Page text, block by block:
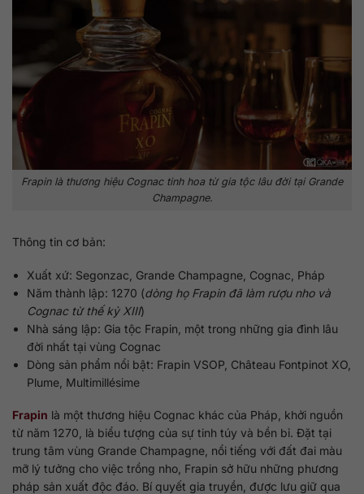
Frapin là thương hiệu Cognac tinh hoa từ gia tộc lâu đời tại Grande
Champagne.
Thông tin cơ bản:
Xuất xứ: Segonzac, Grande Champagne, Cognac, Pháp
Năm thành lập: 1270 (dòng họ Frapin đã làm rượu nho và
Cognac từ thế kỷ XIII)
Nhà sáng lập: Gia tộc Frapin, một trong những gia đình lâu
đời nhất tại vùng Cognac
Dòng sản phẩm nổi bật: Frapin VSOP, Château Fontpinot XO,
Plume, Multimillésime
Frapin là một thương hiệu Cognac khác của Pháp, khởi nguồn
từ năm 1270, là biểu tượng của sự tinh túy và bền bỉ. Đặt tại
trung tâm vùng Grande Champagne, nổi tiếng với đất đai màu
mỡ lý tưởng cho việc trồng nho, Frapin sở hữu những phương
pháp sản xuất độc đáo. Bí quyết gia truyền, được lưu giữ qua